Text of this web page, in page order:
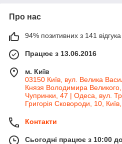
Про нас
94% позитивних з 141 відгука
Працює з 13.06.2016
м. Київ
03150 Київ, вул. Велика
Князя Володимира
Чупринки, 47 | Одеса, вул.
Григорія Сковороди, 10,
Контакти
Сьогодні працює з 10:00